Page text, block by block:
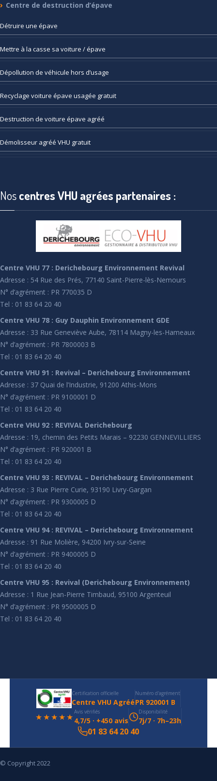
Centre de destruction d’épave
Détruire une épave
Mettre à la casse sa voiture / épave
Dépollution de véhicule hors d’usage
Recyclage voiture épave usagée gratuit
Destruction de voiture épave agréé
Démolisseur agréé VHU gratuit
Noscentres VHU agrées partenaires :
Centre VHU 77 : Derichebourg Environnement Revival
Adresse : 54 Rue des Prés, 77140 Saint-Pierre-lès-Nemours
N° d’agrément : PR 770035 D
Tel : 01 83 64 20 40
Centre VHU 78 : Guy Dauphin Environnement GDE
Adresse : 33 Rue Geneviève Aube, 78114 Magny-les-Hameaux
N° d’agrément : PR 7800003 B
Tel : 01 83 64 20 40
Centre VHU 91 : Revival – Derichebourg Environnement
Adresse : 37 Quai de l’Industrie, 91200 Athis-Mons
N° d’agrément : PR 9100001 D
Tel : 01 83 64 20 40
Centre VHU 92 : REVIVAL Derichebourg
Adresse : 19, chemin des Petits Marais – 92230 GENNEVILLIERS
N° d’agrément : PR 920001 B
Tel : 01 83 64 20 40
Centre VHU 93 : REVIVAL – Derichebourg Environnement
Adresse : 3 Rue Pierre Curie, 93190 Livry-Gargan
N° d’agrément : PR 9300005 D
Tel : 01 83 64 20 40
Centre VHU 94 : REVIVAL – Derichebourg Environnement
Adresse : 91 Rue Molière, 94200 Ivry-sur-Seine
N° d’agrément : PR 9400005 D
Tel : 01 83 64 20 40
Centre VHU 95 : Revival (Derichebourg Environnement)
Adresse : 1 Rue Jean-Pierre Timbaud, 95100 Argenteuil
N° d’agrément : PR 9500005 D
Tel : 01 83 64 20 40
Certification officielle
Centre VHU Agréé
Numéro d'agrément
PR 920001 B
★★★★★ Avis vérifiés
4,7/5 · +450 avis
Disponibilité
7j/7 · 7h–23h
01 83 64 20 40
© Copyright 2022